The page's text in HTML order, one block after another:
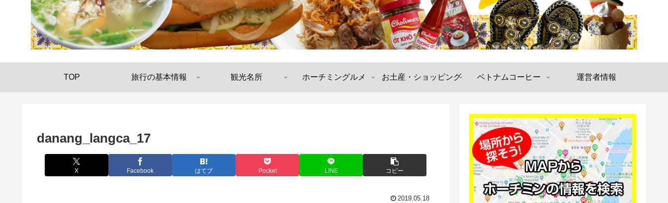
TOP 旅行の基本情報 観光名所 ホーチミングルメ お土産・ショッピング ベトナムコーヒー 運営者情報
danang_langca_17
X Facebook はてブ Pocket LINE コピー
2019.05.18